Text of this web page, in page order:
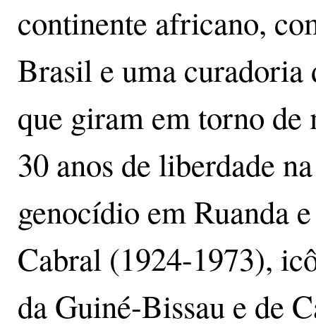
continente africano,
Brasil e uma curadoria
que giram em torno de
30 anos de liberdade
genocídio em Ruanda
Cabral (1924-1973),
da Guiné-Bissau e de